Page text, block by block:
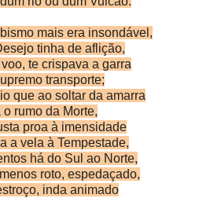
mais era insondável,
tinha de aflição,
te crispava a garra
transporte;
que ao soltar da amarra
o rumo da Morte,
proa à imensidade
a vela à Tempestade,
há do Sul ao Norte,
roto, espedaçado,
inda animado